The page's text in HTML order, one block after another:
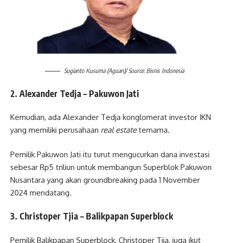
Sugianto Kusuma (Aguan)/ Source: Bisnis Indonesia
2. Alexander Tedja – Pakuwon Jati
Kemudian, ada Alexander Tedja konglomerat investor IKN
yang memiliki perusahaan real estateternama.
Pemilik Pakuwon Jati itu turut mengucurkan dana investasi
sebesar Rp5 triliun untuk membangun Superblok Pakuwon
Nusantara yang akan groundbreaking pada 1 November
2024 mendatang.
3. Christoper Tjia – Balikpapan Superblock
Pemilik Balikpapan Superblock, Christoper Tjia, juga ikut